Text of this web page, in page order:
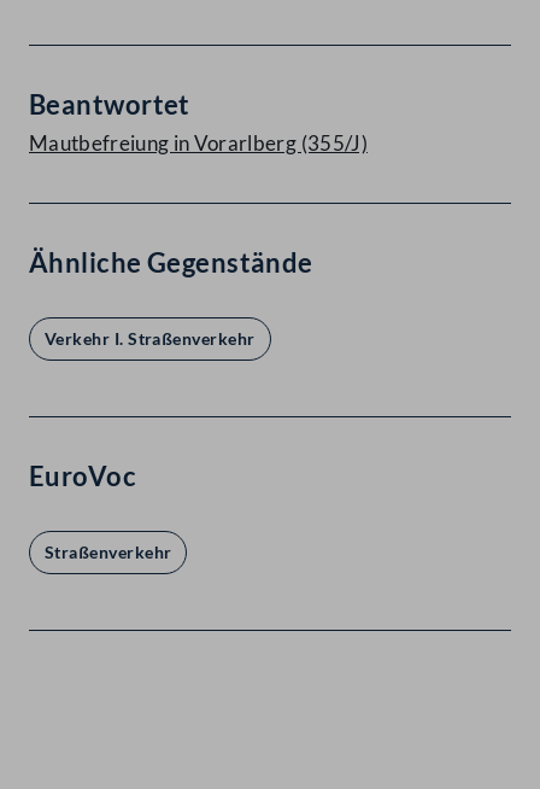
Beantwortet
Mautbefreiung in Vorarlberg (355/J)
Ähnliche Gegenstände
Verkehr I. Straßenverkehr
EuroVoc
Straßenverkehr